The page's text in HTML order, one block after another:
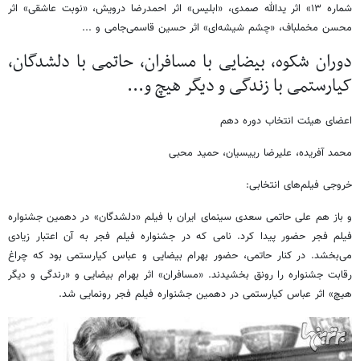
شماره ۱۳» اثر یدالله صمدی، «ابلیس» اثر احمدرضا درویش، «نوبت عاشقی» اثر
محسن مخملباف، «چشم شیشه‌ای» اثر حسین قاسمی‌جامی و ...
دوران شکوه، بیضایی با مسافران، حاتمی با دلشدگان،
کیارستمی با زندگی و دیگر هیچ و...
اعضای هیئت انتخاب دوره دهم
محمد آفریده، علیرضا رییسیان، حمید محبی
خروجی فیلم‌های انتخابی:
و باز هم علی حاتمی سعدی سینمای ایران با فیلم «دلشدگان» در دهمین جشنواره
فیلم فجر حضور پیدا کرد. نامی که در جشنواره فیلم فجر به آن اعتبار زیادی
می‌بخشد. در کنار حاتمی، حضور بهرام بیضایی و عباس کیارستمی بود که چراغ
رقابت جشنواره را رونق بخشیدند. «مسافران» اثر بهرام بیضایی و «رندگی و دیگر
هیچ» اثر عباس کیارستمی در دهمین جشنواره فیلم فجر رونمایی شد.